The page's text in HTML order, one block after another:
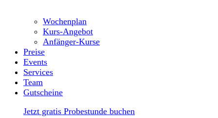
Wochenplan
Kurs-Angebot
Anfänger-Kurse
Preise
Events
Services
Team
Gutscheine
Jetzt gratis Probestunde buchen